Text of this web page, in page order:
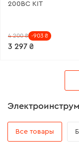
200BC KIT
4 200 ₴ -903 ₴
3 297 ₴
Все товары